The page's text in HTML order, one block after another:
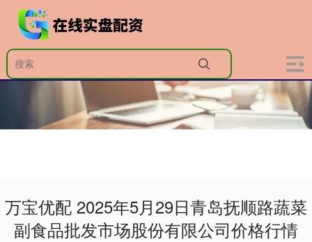
万宝优配 2025年5月29日青岛抚顺路蔬菜
副食品批发市场股份有限公司价格行情